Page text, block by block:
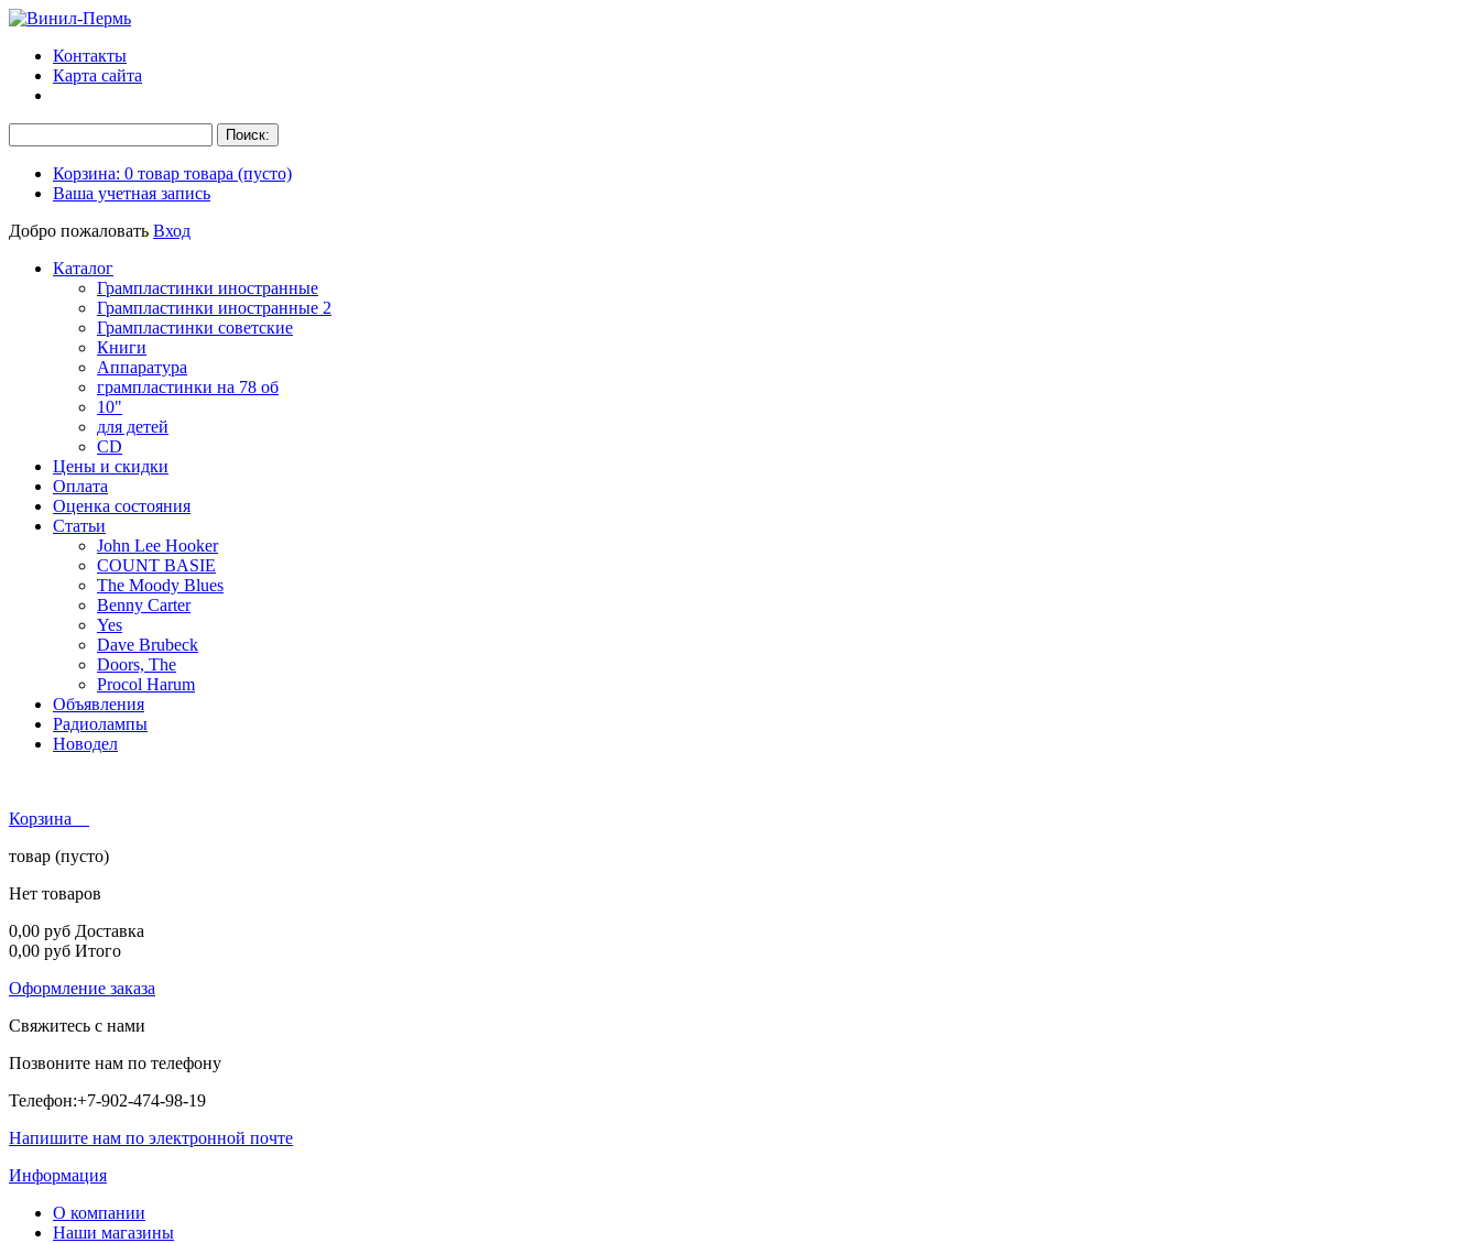
Контакты
Карта сайта
Корзина: 0 товар товара (пусто)
Ваша учетная запись
Добро пожаловать Вход
Каталог
Грампластинки иностранные
Грампластинки иностранные 2
Грампластинки советские
Книги
Аппаратура
грампластинки на 78 об
10"
для детей
CD
Цены и скидки
Оплата
Оценка состояния
Статьи
John Lee Hooker
COUNT BASIE
The Moody Blues
Benny Carter
Yes
Dave Brubeck
Doors, The
Procol Harum
Объявления
Радиолампы
Новодел
Корзина
товар (пусто)
Нет товаров
0,00 руб Доставка
0,00 руб Итого
Оформление заказа
Свяжитесь с нами
Позвоните нам по телефону
Телефон:+7-902-474-98-19
Напишите нам по электронной почте
Информация
О компании
Наши магазины